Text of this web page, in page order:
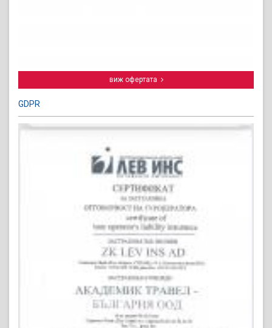
виж офертата
GDPR